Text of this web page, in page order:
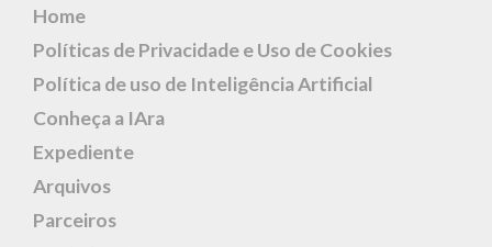
Home
Políticas de Privacidade e Uso de Cookies
Política de uso de Inteligência Artificial
Conheça a IAra
Expediente
Arquivos
Parceiros